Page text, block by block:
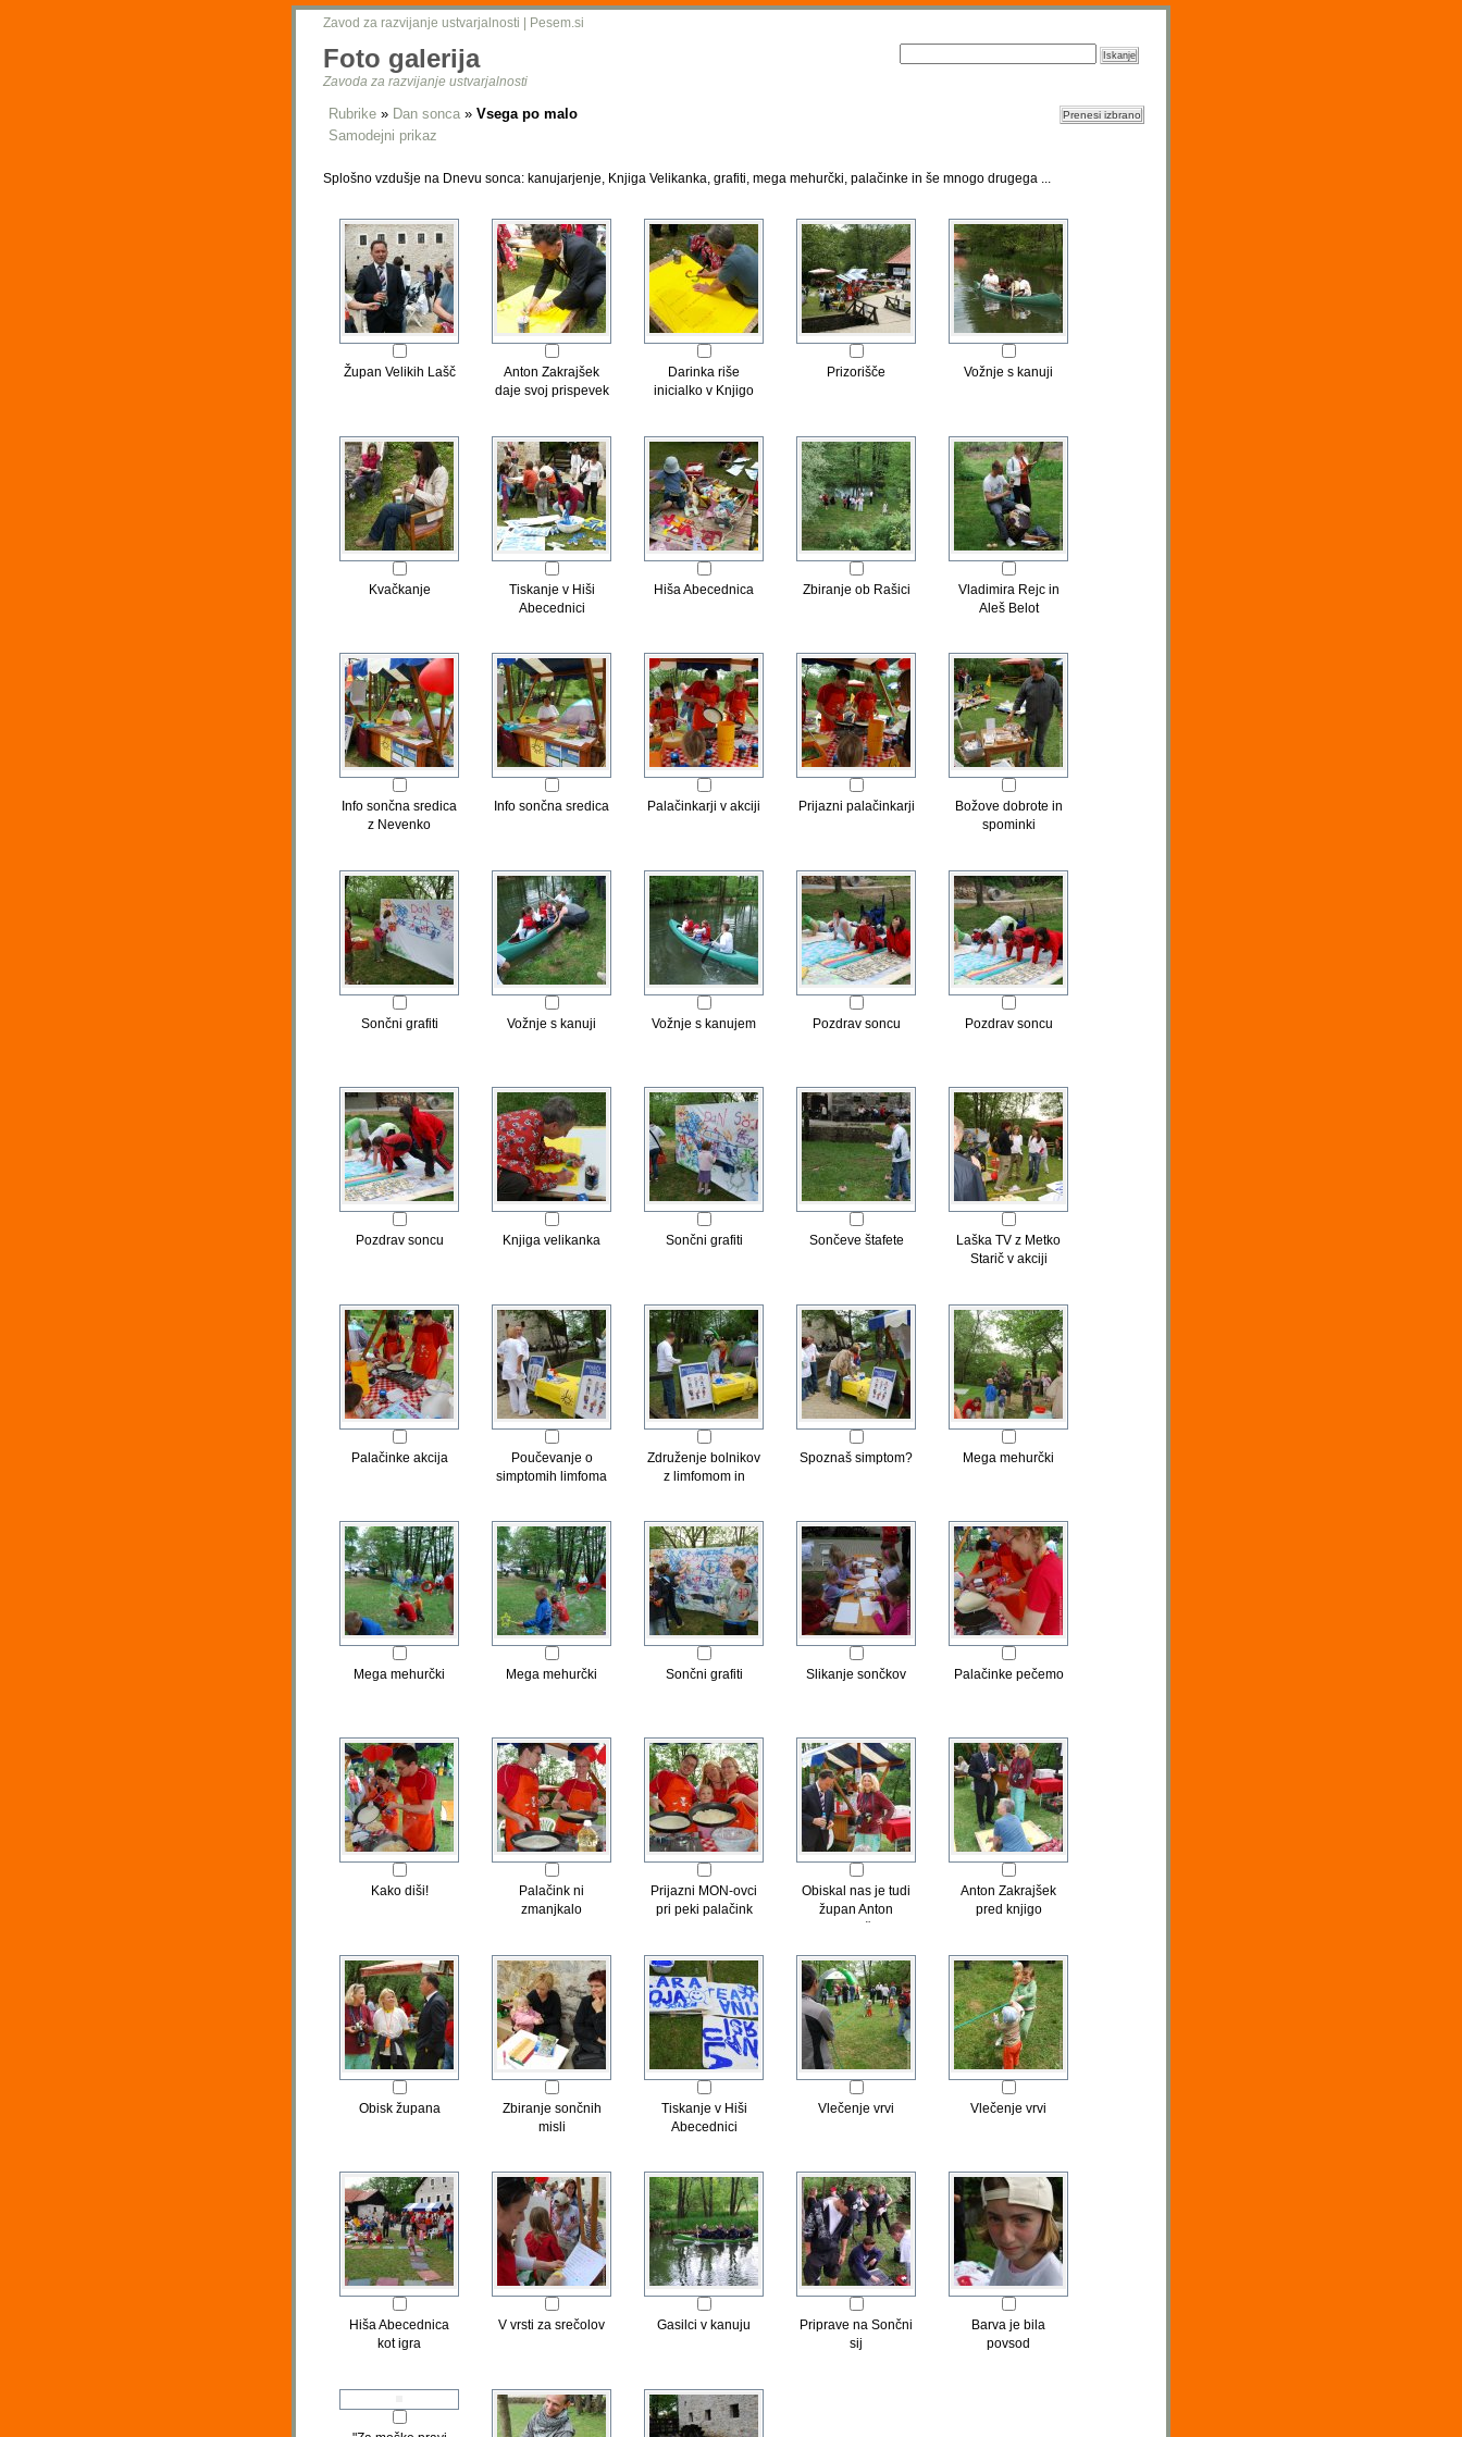
Zavod za razvijanje ustvarjalnosti Pesem.si
Foto galerija
Zavoda za razvijanje ustvarjalnosti
Rubrike » Dan sonca » Vsega po malo
Samodejni prikaz
Splošno vzdušje na Dnevu sonca: kanujarjenje, Knjiga Velikanka, grafiti, mega mehurčki, palačinke in še mnogo drugega ...
Župan Velikih Lašč
Anton Zakrajšek
daje svoj prispevek
Darinka riše
inicialko v Knjigo
Prizorišče Vožnje s kanuji
Kvačkanje
Tiskanje v Hiši
Abecednici
Hiša Abecednica Zbiranje ob Rašici
Vladimira Rejc in
Aleš Belot
Info sončna sredica
z Nevenko
Info sončna sredica Palačinkarji v akciji Prijazni palačinkarji
Božove dobrote in
spominki
Sončni grafiti Vožnje s kanuji Vožnje s kanujem Pozdrav soncu Pozdrav soncu
Pozdrav soncu Knjiga velikanka Sončni grafiti Sončeve štafete
Laška TV z Metko
Starič v akciji
Palačinke akcija
Poučevanje o
simptomih limfoma
Združenje bolnikov
z limfomom in
Spoznaš simptom? Mega mehurčki
Mega mehurčki Mega mehurčki Sončni grafiti Slikanje sončkov Palačinke pečemo
Kako diši!
Palačink ni
zmanjkalo
Prijazni MON-ovci
pri peki palačink
Obiskal nas je tudi
župan Anton
Anton Zakrajšek
pred knjigo
Obisk župana
Zbiranje sončnih
misli
Tiskanje v Hiši
Abecednici
Vlečenje vrvi Vlečenje vrvi
Hiša Abecednica
kot igra
V vrsti za srečolov Gasilci v kanuju
Priprave na Sončni
sij
Barva je bila
povsod